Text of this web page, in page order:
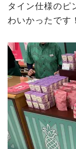
タイン仕様のピ
わいかったです！